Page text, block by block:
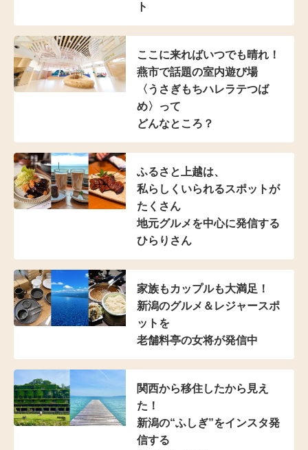
ト
ここに来ればいつでも晴れ！
燕市で話題の室内遊び場
〈うさぎもちハレラテつば
め〉って
どんなところ？
ふるさと上越は、
私らしくいられるスポットが
たくさん
地元グルメを中心に発信する
ひらりさん
家族もカップルも大満足！
新潟のグルメ＆レジャースポ
ットを
老舗料亭の女将が発信中
関西から移住したから見え
た！
新潟の“ふしぎ”をインスタ発
信する